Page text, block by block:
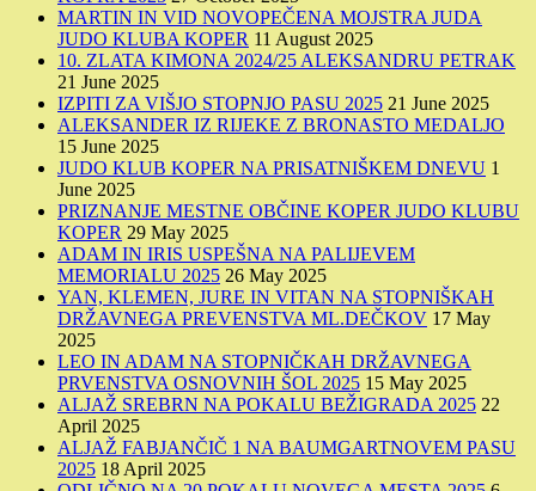
MARTIN IN VID NOVOPEČENA MOJSTRA JUDA
JUDO KLUBA KOPER 11 August 2025
10. ZLATA KIMONA 2024/25 ALEKSANDRU PETRAK
21 June 2025
IZPITI ZA VIŠJO STOPNJO PASU 2025 21 June 2025
ALEKSANDER IZ RIJEKE Z BRONASTO MEDALJO
15 June 2025
JUDO KLUB KOPER NA PRISATNIŠKEM DNEVU 1
June 2025
PRIZNANJE MESTNE OBČINE KOPER JUDO KLUBU
KOPER 29 May 2025
ADAM IN IRIS USPEŠNA NA PALIJEVEM
MEMORIALU 2025 26 May 2025
YAN, KLEMEN, JURE IN VITAN NA STOPNIŠKAH
DRŽAVNEGA PREVENSTVA ML.DEČKOV 17 May
2025
LEO IN ADAM NA STOPNIČKAH DRŽAVNEGA
PRVENSTVA OSNOVNIH ŠOL 2025 15 May 2025
ALJAŽ SREBRN NA POKALU BEŽIGRADA 2025 22
April 2025
ALJAŽ FABJANČIČ 1 NA BAUMGARTNOVEM PASU
2025 18 April 2025